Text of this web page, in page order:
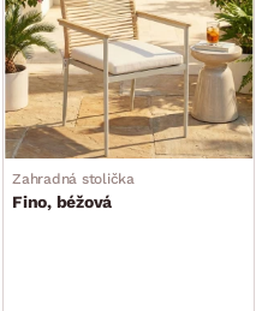
Zahradná stolička
Fino, béžová